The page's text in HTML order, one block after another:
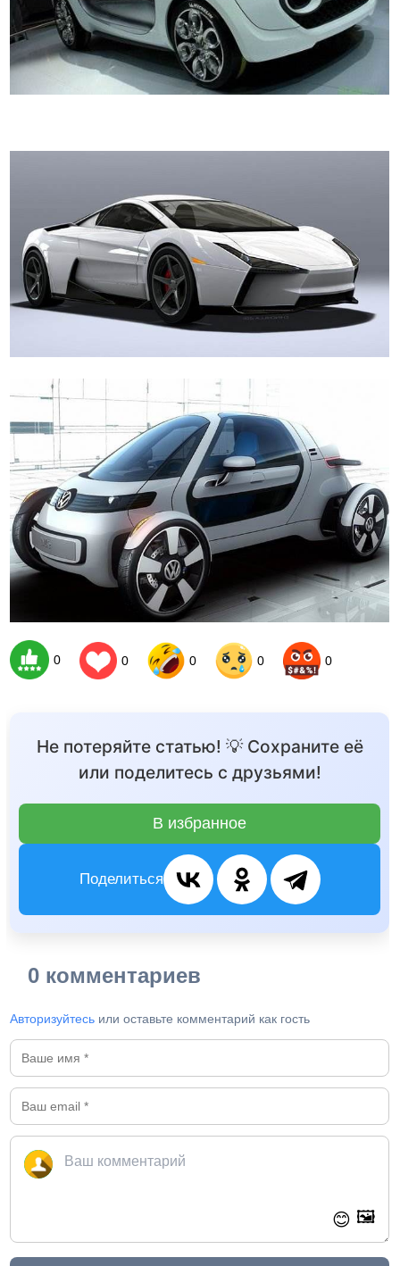
0 0 0 0 0
Не потеряйте статью! 💡 Сохраните её
или поделитесь с друзьями!
В избранное
Поделиться
0 комментариев
Авторизуйтесь или оставьте комментарий как гость
😊 🖼️